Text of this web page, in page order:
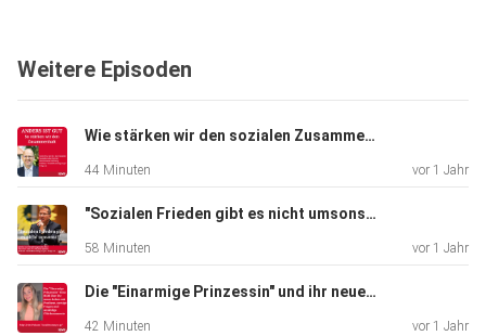
erläutert
Sozialrechtsberatungszentrums in Köln, welche
Hilfsangebote es
für Frauen in NRW gibt und wie der SoVD die Betroffenen,
etwa im
Bereich der Opferentschädigung, konkret unterstützen
Lutterbach beschäftigt sich auch wissenschaftlich im
Rahmen einer
Weitere Episoden
Wie stärken wir den sozialen Zusammenhalt?
44 Minuten vor 1 Jahr
"Sozialen Frieden gibt es nicht umsonst!"
58 Minuten vor 1 Jahr
Die "Einarmige Prinzessin" und ihr neues Leben
42 Minuten vor 1 Jahr